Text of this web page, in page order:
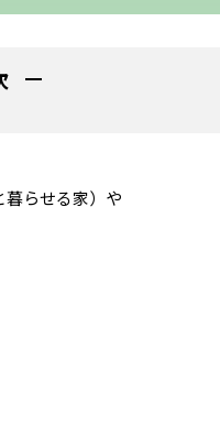
らせる家）や